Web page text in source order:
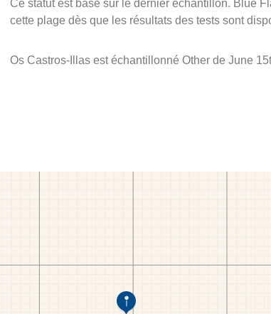
Ce statut est basé sur le dernier échantillon. Blue
cette plage dès que les résultats des tests sont
Os Castros-Illas est échantillonné Other de June